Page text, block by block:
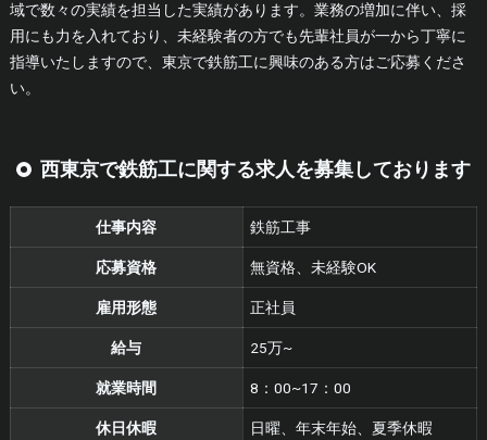
域で数々の実績を担当した実績があります。業務の増加に伴い、採
用にも力を入れており、未経験者の方でも先輩社員が一から丁寧に
指導いたしますので、東京で鉄筋工に興味のある方はご応募くださ
い。
西東京で鉄筋工に関する求人を募集しております
仕事内容 鉄筋工事
応募資格 無資格、未経験OK
雇用形態 正社員
給与 25万~
就業時間 8：00~17：00
休日休暇 日曜、年末年始、夏季休暇